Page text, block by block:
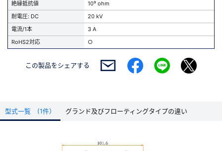
絶縁抵抗値
10⁹ ohm
耐電圧: DC
20 kV
電流/1本
3 A
RoHS2対応
○
この製品をシェアする
型式一覧 (1件） グランド及びフローティングタイプの違い